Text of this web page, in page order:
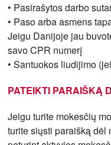
• Pasirašytos darbo
• Paso arba asmens
Jeigu Danijoje jau
savo CPR numerį
• Santuokos liudijimo
PATEIKTI PARAIŠKĄ
Jeigu turite mokesčių
turite siųsti paraišką dėl